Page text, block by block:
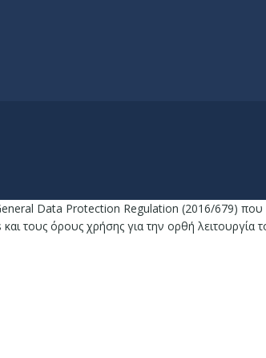
Data Protection Regulation (2016/679) που
τους όρους χρήσης για την ορθή λειτουργία